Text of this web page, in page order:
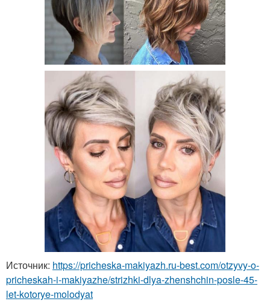
Источник: https://pricheska-makiyazh.ru-best.com/otzyvy-o-
pricheskah-i-makiyazhe/strizhki-dlya-zhenshchin-posle-45-
let-kotorye-molodyat